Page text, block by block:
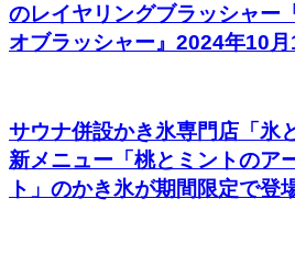
のレイヤリングブラッシャー
オブラッシャー』2024年10
サウナ併設かき氷専門店「
新メニュー「桃とミントのア
ト」のかき氷が期間限定で登